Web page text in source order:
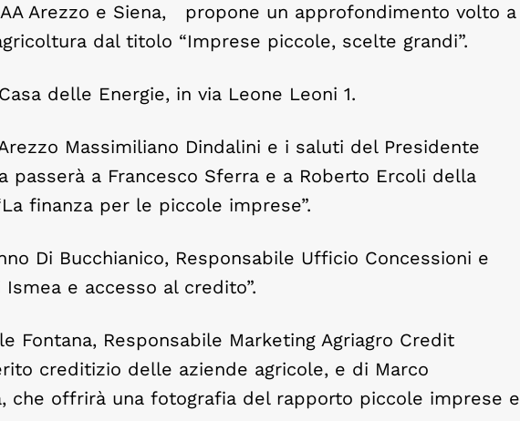
Arezzo e Siena, propone un approfondimento volto a
dal titolo “Imprese piccole, scelte grandi”.
delle Energie, in via Leone Leoni 1.
Massimiliano Dindalini e i saluti del Presidente
passerà a Francesco Sferra e a Roberto Ercoli della
finanza per le piccole imprese”.
Di Bucchianico, Responsabile Ufficio Concessioni e
e accesso al credito”.
Fontana, Responsabile Marketing Agriagro Credit
creditizio delle aziende agricole, e di Marco
che offrirà una fotografia del rapporto piccole imprese e